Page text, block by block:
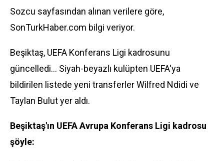
Sozcu sayfasından alınan verilere göre,
SonTurkHaber.com bilgi veriyor.
Beşiktaş, UEFA Konferans Ligi kadrosunu
güncelledi… Siyah-beyazlı kulüpten UEFA'ya
bildirilen listede yeni transferler Wilfred Ndidi ve
Taylan Bulut yer aldı.
Beşiktaş'ın UEFA Avrupa Konferans Ligi kadrosu
şöyle: